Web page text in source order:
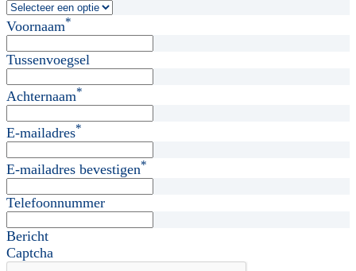
Voornaam*
Tussenvoegsel
Achternaam*
E-mailadres*
E-mailadres bevestigen*
Telefoonnummer
Bericht
Captcha